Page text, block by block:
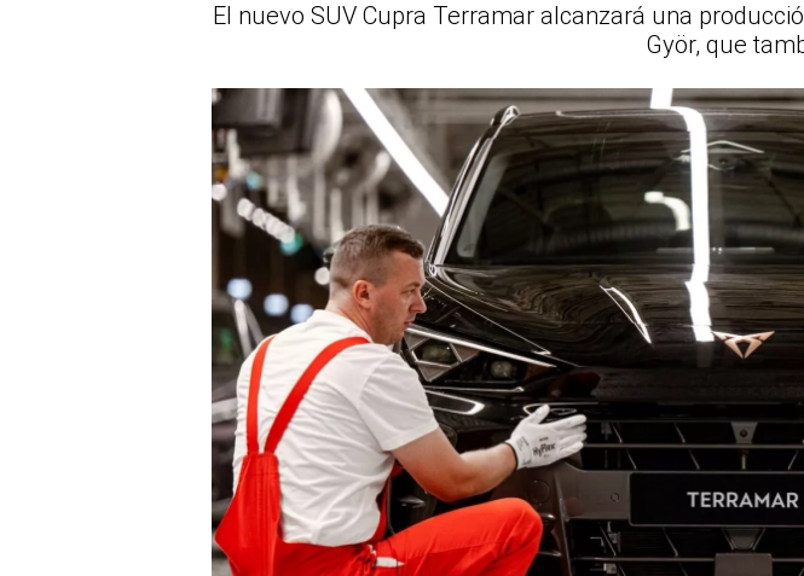
El nuevo SUV Cupra Terramar alcanzará una
Györ, que